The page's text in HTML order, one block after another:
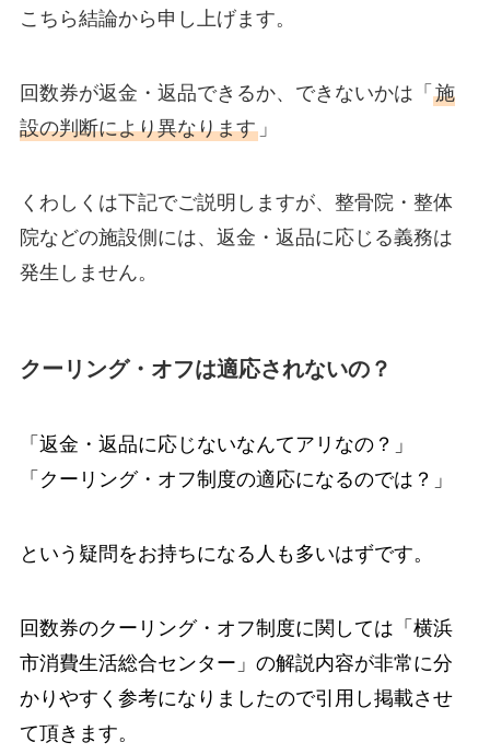
こちら結論から申し上げます。
回数券が返金・返品できるか、できないかは「 施
設の判断により異なります」
くわしくは下記でご説明しますが、整骨院・整体
院などの施設側には、返金・返品に応じる義務は
発生しません。
クーリング・オフは適応されないの？
「返金・返品に応じないなんてアリなの？」
「クーリング・オフ制度の適応になるのでは？」
という疑問をお持ちになる人も多いはずです。
回数券のクーリング・オフ制度に関しては「横浜
市消費生活総合センター」の解説内容が非常に分
かりやすく参考になりましたので引用し掲載させ
て頂きます。